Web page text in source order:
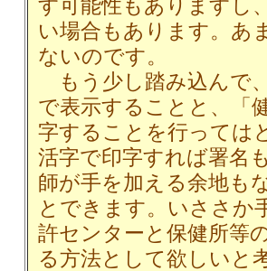
す可能性もありますし
い場合もあります。あ
ないのです。
もう少し踏み込んで
で表示することと、「
字することを行っては
活字で印字すれば署名
師が手を加える余地も
とできます。いささか
許センターと保健所等
る方法として欲しいと